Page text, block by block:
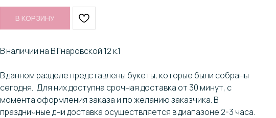
В КОРЗИНУ
В наличии на В.Гнаровской 12 к.1
В данном разделе представлены букеты, которые были собраны
сегодня. Для них доступна срочная доставка от 30 минут, с
момента оформления заказа и по желанию заказчика. В
праздничные дни доставка осуществляется в диапазоне 2-3 часа.